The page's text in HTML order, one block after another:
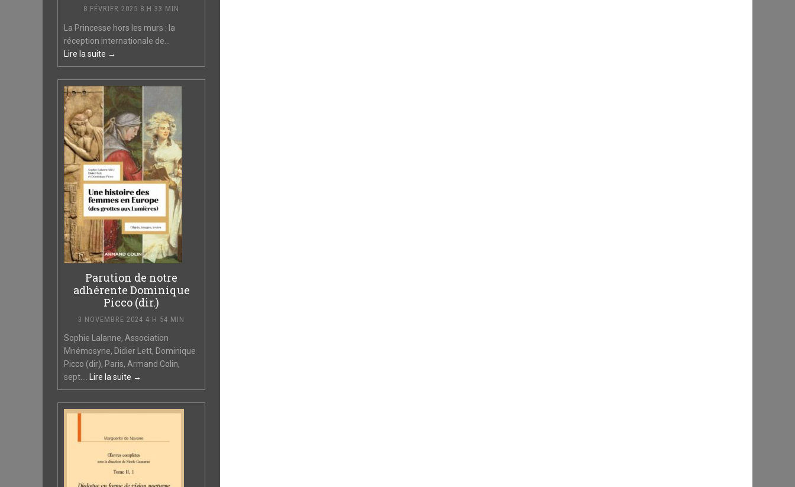
8 FÉVRIER 2025 8 H 33 MIN
La Princesse hors les murs : la
réception internationale de...
Lire la suite →
Parution de notre
adhérente Dominique
Picco (dir.)
3 NOVEMBRE 2024 4 H 54 MIN
Sophie Lalanne, Association
Mnémosyne, Didier Lett, Dominique
Picco (dir), Paris, Armand Colin,
sept.... Lire la suite →